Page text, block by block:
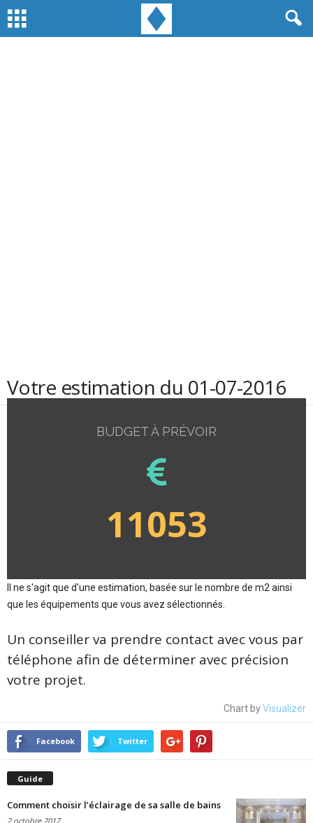
Votre estimation du 01-07-2016
BUDGET À PRÉVOIR
11053
Il ne s'agit que d'une estimation, basée sur le nombre de m2 ainsi
que les équipements que vous avez sélectionnés.
Un conseiller va prendre contact avec vous par
téléphone afin de déterminer avec précision
votre projet.
Chart byVisualizer
Facebook Twitter
Guide
Comment choisir l’éclairage de sa salle de bains
2 octobre 2017